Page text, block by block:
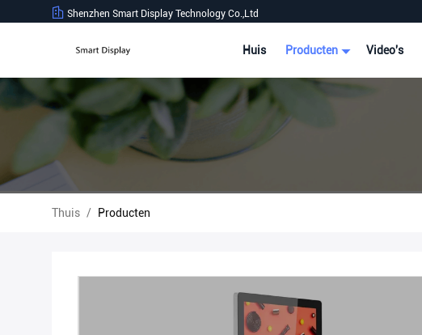
Shenzhen Smart Display Technology Co.,Ltd
Huis Producten Video's
Thuis / Producten